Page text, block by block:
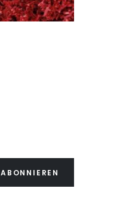
ABONNIEREN